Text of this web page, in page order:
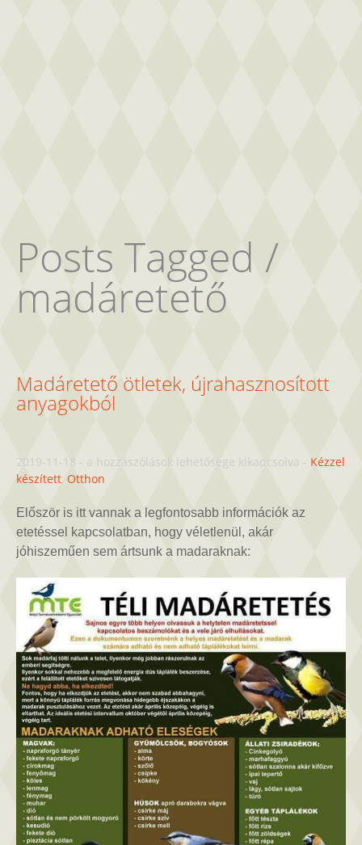
Posts Tagged /
madáretető
Madáretető ötletek, újrahasznosított
anyagokból
2019-11-18 - Madáretető
ötletek,
anyagokból
bejegyzéshez
a hozzászólások lehetősége kikapcsolva - Kézzel
készített, Otthon
Először is itt vannak a legfontosabb információk az
etetéssel kapcsolatban, hogy véletlenül, akár
jóhiszeműen sem ártsunk a madaraknak: